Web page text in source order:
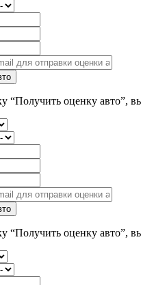
“Получить оценку авто”,
“Получить оценку авто”,